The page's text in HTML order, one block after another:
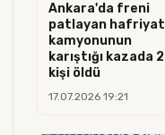
Ankara'da freni
patlayan hafriyat
kamyonunun
karıştığı kazada 2
kişi öldü
17.07.2026 19:21